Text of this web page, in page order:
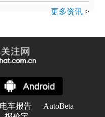
更多资讯>
电车报告
AutoBeta